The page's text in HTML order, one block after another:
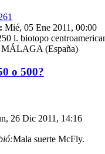
Mié, 05 Ene 2011, 00:00
l. biotopo
MÁLAGA (España)
o 500?
26 Dic 2011, 14:16
Mala suerte McFly.